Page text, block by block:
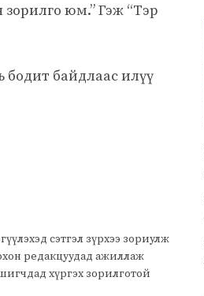
юм.” Гэж “Тэр
бодит байдлаас илүү
сэтгэл зүрхээ зориулж
редакцуудад ажиллаж
хүргэх зорилготой